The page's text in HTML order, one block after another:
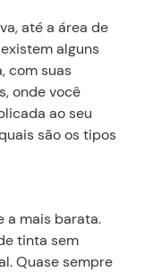
até a área de
alguns
com suas
onde você
ao seu
são os tipos
a mais barata.
tinta sem
Quase sempre